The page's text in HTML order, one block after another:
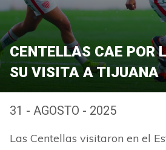
CENTELLAS CAE POR
SU VISITA A TIJUANA
31 - AGOSTO - 2025
Las Centellas visitaron en el